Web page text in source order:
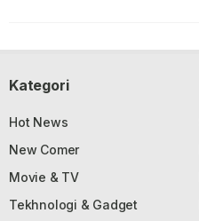
Kategori
Hot News
New Comer
Movie & TV
Tekhnologi & Gadget